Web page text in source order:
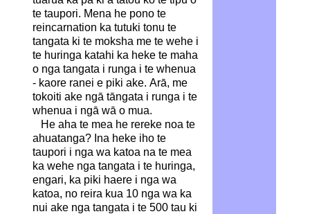
te taupori. Mena he pono te
reincarnation ka tutuki tonu te
tangata ki te moksha me te wehe i
te huringa katahi ka heke te maha
o nga tangata i runga i te whenua
- kaore ranei e piki ake. Arā, me
tokoiti ake ngā tāngata i runga i te
whenua i ngā wā o mua.
He aha te mea he rereke noa te
ahuatanga? Ina heke iho te
taupori i nga wa katoa na te mea
ka wehe nga tangata i te huringa,
engari, ka piki haere i nga wa
katoa, no reira kua 10 nga wa ka
nui ake nga tangata i te 500 tau ki